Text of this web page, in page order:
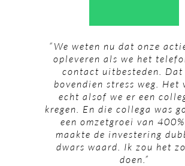
“We weten nu dat onze
opleveren als we het
contact uitbesteden. Dat
bovendien stress weg. Het
echt alsof we er een
kregen. En die collega was
een omzetgroei van
maakte de investering
dwars waard. Ik zou het
doen.”